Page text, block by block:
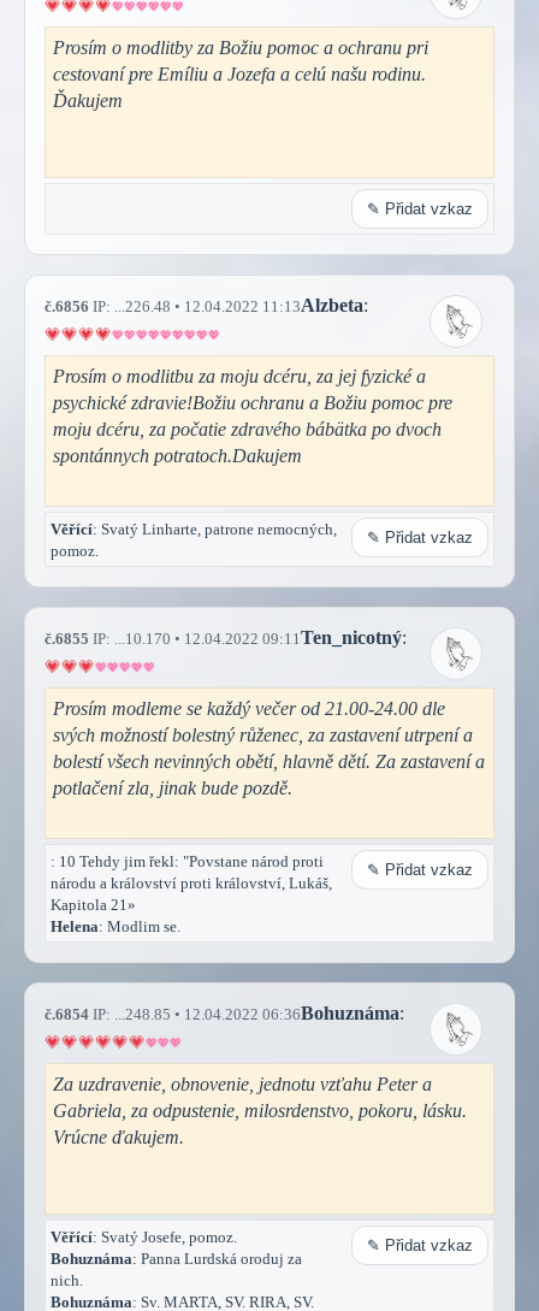
Prosím o modlitby za Božiu pomoc a ochranu pri
cestovaní pre Emíliu a Jozefa a celú našu rodinu.
Ďakujem
✎ Přidat vzkaz
č.6856 IP: ...226.48 • 12.04.2022 11:13Alzbeta:
Prosím o modlitbu za moju dcéru, za jej fyzické a
psychické zdravie!Božiu ochranu a Božiu pomoc pre
moju dcéru, za počatie zdravého bábätka po dvoch
spontánnych potratoch.Dakujem
Věřící: Svatý Linharte, patrone nemocných,
pomoz.
✎ Přidat vzkaz
č.6855 IP: ...10.170 • 12.04.2022 09:11 Ten_nicotný:
Prosím modleme se každý večer od 21.00-24.00 dle
svých možností bolestný růženec, za zastavení utrpení a
bolestí všech nevinných obětí, hlavně dětí. Za zastavení a
potlačení zla, jinak bude pozdě.
: 10 Tehdy jim řekl: "Povstane národ proti
národu a království proti království, Lukáš,
Kapitola 21»
Helena: Modlim se.
✎ Přidat vzkaz
č.6854 IP: ...248.85 • 12.04.2022 06:36Bohuznáma:
Za uzdravenie, obnovenie, jednotu vzťahu Peter a
Gabriela, za odpustenie, milosrdenstvo, pokoru, lásku.
Vrúcne ďakujem.
Věřící: Svatý Josefe, pomoz.
Bohuznáma: Panna Lurdská oroduj za
nich.
Bohuznáma: Sv. MARTA, SV. RIRA, SV.
✎ Přidat vzkaz